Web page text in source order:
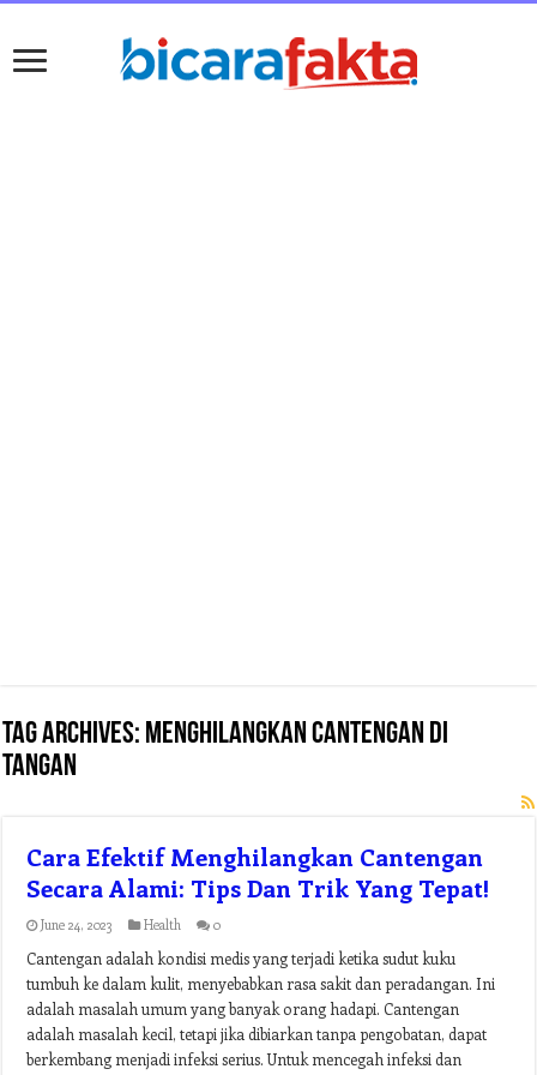
Tag Archives: menghilangkan cantengan di
tangan
Cara Efektif Menghilangkan Cantengan
Secara Alami: Tips Dan Trik Yang Tepat!
June 24, 2023 Health 0
Cantengan adalah kondisi medis yang terjadi ketika sudut kuku
tumbuh ke dalam kulit, menyebabkan rasa sakit dan peradangan. Ini
adalah masalah umum yang banyak orang hadapi. Cantengan
adalah masalah kecil, tetapi jika dibiarkan tanpa pengobatan, dapat
berkembang menjadi infeksi serius. Untuk mencegah infeksi dan